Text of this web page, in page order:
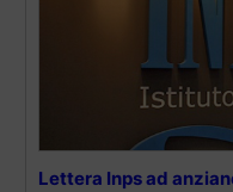
Lettera Inps ad